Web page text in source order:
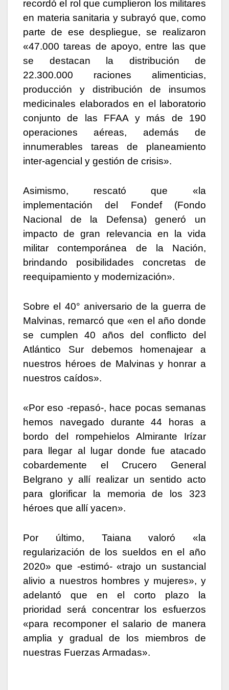
recordó el rol que cumplieron los militares
en materia sanitaria y subrayó que, como
parte de ese despliegue, se realizaron
«47.000 tareas de apoyo, entre las que
se destacan la distribución de
22.300.000 raciones alimenticias,
producción y distribución de insumos
medicinales elaborados en el laboratorio
conjunto de las FFAA y más de 190
operaciones aéreas, además de
innumerables tareas de planeamiento
inter-agencial y gestión de crisis».
Asimismo, rescató que «la
implementación del Fondef (Fondo
Nacional de la Defensa) generó un
impacto de gran relevancia en la vida
militar contemporánea de la Nación,
brindando posibilidades concretas de
reequipamiento y modernización».
Sobre el 40° aniversario de la guerra de
Malvinas, remarcó que «en el año donde
se cumplen 40 años del conflicto del
Atlántico Sur debemos homenajear a
nuestros héroes de Malvinas y honrar a
nuestros caídos».
«Por eso -repasó-, hace pocas semanas
hemos navegado durante 44 horas a
bordo del rompehielos Almirante Irízar
para llegar al lugar donde fue atacado
cobardemente el Crucero General
Belgrano y allí realizar un sentido acto
para glorificar la memoria de los 323
héroes que allí yacen».
Por último, Taiana valoró «la
regularización de los sueldos en el año
2020» que -estimó- «trajo un sustancial
alivio a nuestros hombres y mujeres», y
adelantó que en el corto plazo la
prioridad será concentrar los esfuerzos
«para recomponer el salario de manera
amplia y gradual de los miembros de
nuestras Fuerzas Armadas».